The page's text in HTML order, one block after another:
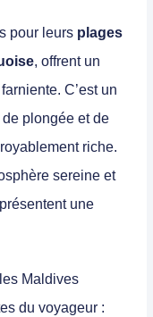
pour leurs plages
, offrent un
farniente. C’est un
plongée et de
riche.
sereine et
une
Maldives
du voyageur :